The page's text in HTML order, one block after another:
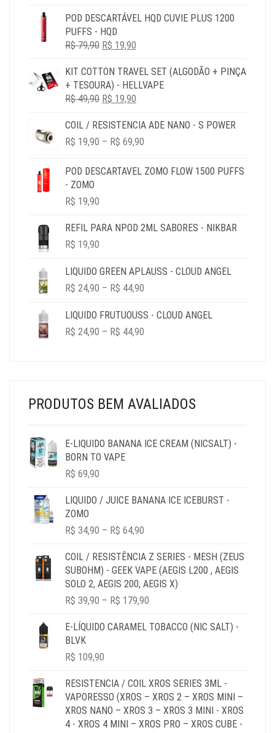
ORIGINAL
ERA:
R$ 79,90.
ATUAL
POD DESCARTÁVEL HQD CUVIE PLUS 1200
PUFFS - HQD
R$79,90 O
ORIGINAL
ERA:
R$ 79,90.
R$ 19,90
ATUAL
É:
KIT COTTON TRAVEL SET (ALGODÃO + PINÇA
+ TESOURA) - HELLVAPE
R$49,90 O
ORIGINAL
ERA:
R$ 19,90
ATUAL
É:
COIL / RESISTENCIA ADE NANO - S POWER
R$ 19,90 – R$ 69,90
R$ 19,90
POD DESCARTAVEL ZOMO FLOW 1500 PUFFS
- ZOMO
R$ 19,90
REFIL PARA NPOD 2ML SABORES - NIKBAR
R$ 19,90
LIQUIDO GREEN APLAUSS - CLOUD ANGEL
R$ 24,90 – R$ 44,90
R$ 24,90
LIQUIDO FRUTUOUSS - CLOUD ANGEL
R$ 24,90 – R$ 44,90
PRODUTOS BEM AVALIADOS
E-LIQUIDO BANANA ICE CREAM (NICSALT) -
BORN TO VAPE
R$ 69,90
LIQUIDO / JUICE BANANA ICE ICEBURST -
ZOMO
R$ 34,90 – R$ 64,90
R$ 34,90
THROUGH
R$ 64,90
COIL / RESISTÊNCIA Z SERIES - MESH (ZEUS
SUBOHM) - GEEK VAPE (AEGIS L200 , AEGIS
SOLO 2, AEGIS 200, AEGIS X)
R$ 39,90 – R$ 179,90
R$ 39,90
E-LÍQUIDO CARAMEL TOBACCO (NIC SALT) -
BLVK
R$ 109,90
RESISTENCIA / COIL XROS SERIES 3ML -
VAPORESSO (XROS – XROS 2 – XROS MINI –
XROS NANO – XROS 3 – XROS 3 MINI - XROS
4 - XROS 4 MINI – XROS PRO – XROS CUBE -